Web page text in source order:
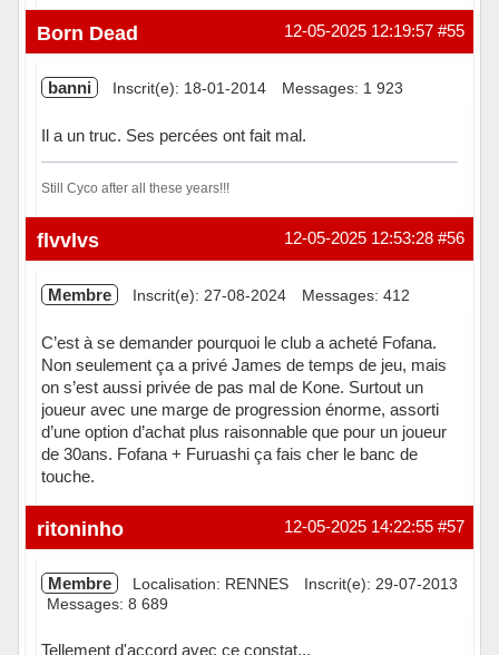
Hors ligne #55
12-05-2025 12:19:57
Born Dead
banni Inscrit(e): 18-01-2014 Messages: 1 923
Il a un truc. Ses percées ont fait mal.
Still Cyco after all these years!!!
Hors ligne #56
12-05-2025 12:53:28
flvvlvs
Membre Inscrit(e): 27-08-2024 Messages: 412
C’est à se demander pourquoi le club a acheté Fofana.
Non seulement ça a privé James de temps de jeu, mais
on s’est aussi privée de pas mal de Kone. Surtout un
joueur avec une marge de progression énorme, assorti
d’une option d’achat plus raisonnable que pour un joueur
de 30ans. Fofana + Furuashi ça fais cher le banc de
touche.
Hors ligne #57
12-05-2025 14:22:55
ritoninho
Membre Localisation: RENNES
Inscrit(e): 29-07-2013
Messages: 8 689
Tellement d'accord avec ce constat...